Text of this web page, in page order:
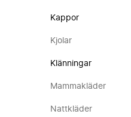
Kappor
Kjolar
Klänningar
Mammakläder
Nattkläder